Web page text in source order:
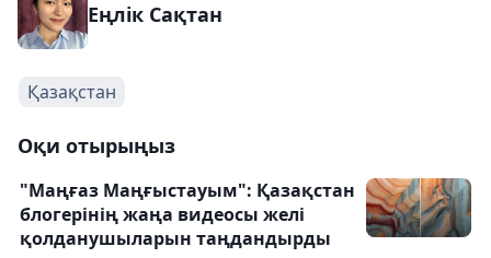
Еңлік Сақтан
Қазақстан
Оқи отырыңыз
"Маңғаз Маңғыстауым": Қазақстан
блогерінің жаңа видеосы желі
қолданушыларын таңдандырды